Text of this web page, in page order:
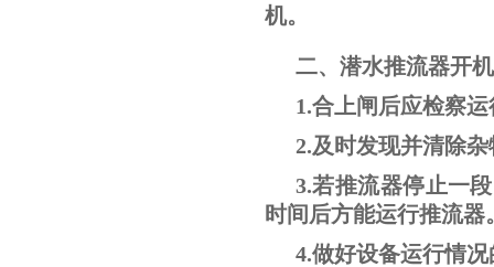
机。
二、潜水推流器开
1.合上闸后应检察
2.及时发现并清除
3.若推流器停止一
时间后方能运行推流器
4.做好设备运行情